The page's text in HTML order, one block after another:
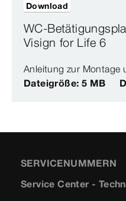
WC-
Visign for Life 6
Anleitung zur Montage
Dateigröße: 5 MB
Download
SERVICENUMMERN
Service Center -